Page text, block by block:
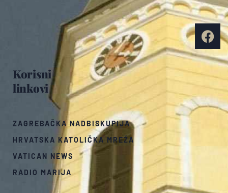
Korisni
linkovi
ZAGREBAČKA NADBISKUPIJA
HRVATSKA KATOLIČKA MREŽA
VATICAN NEWS
RADIO MARIJA